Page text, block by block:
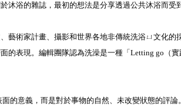
沐浴的雜誌，最初的想法是分享透過公共沐浴而受
藝術家計畫、攝影和世界各地非傳統洗浴ㄩ文化的
的表現。編輯團隊認為洗澡是一種「Letting go（
的意義，而是對於事物的自然、未改變狀態的評論